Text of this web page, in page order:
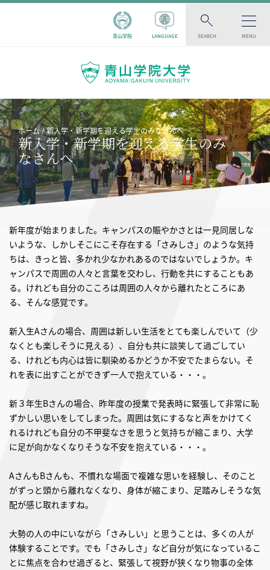
青山学院 LANGUAGE SEARCH MENU
ホーム 新入学・新学期を迎える学生のみなさんへ
新入学・新学期を迎える学生のみ
なさんへ
新年度が始まりました。キャンパスの賑やかさとは一見同居しな
いような、しかしそこにこそ存在する「さみしさ」のような気持
ちは、きっと皆、多かれ少なかれあるのではないでしょうか。キ
ャンパスで周囲の人々と言葉を交わし、行動を共にすることもあ
る。けれども自分のこころは周囲の人々から離れたところにあ
る、そんな感覚です。
新入生Aさんの場合、周囲は新しい生活をとても楽しんでいて（少
なくとも楽しそうに見える）、自分も共に談笑して過ごしてい
る、けれども内心は皆に馴染めるかどうか不安でたまらない。そ
れを表に出すことができず一人で抱えている・・・。
新３年生Bさんの場合、昨年度の授業で発表時に緊張して非常に恥
ずかしい思いをしてしまった。周囲は気にするなと声をかけてく
れるけれども自分の不甲斐なさを思うと気持ちが縮こまり、大学
に足が向かなくなりそうな不安を抱えている・・・。
AさんもBさんも、不慣れな場面で複雑な思いを経験し、そのこと
がずっと頭から離れなくなり、身体が縮こまり、足踏みしそうな気
配が感じ取れますね。
大勢の人の中にいながら「さみしい」と思うことは、多くの人が
体験することです。でも「さみしさ」など自分が気になっているこ
とに焦点を合わせ過ぎると、緊張して視野が狭くなり物事の全体